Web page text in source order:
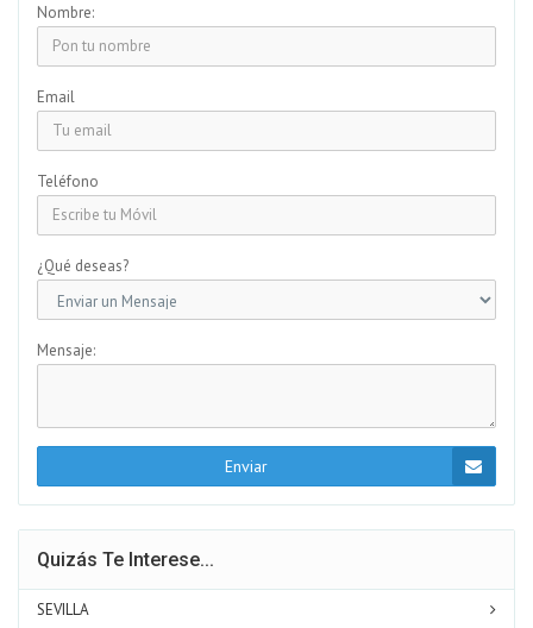
Nombre:
Email
Teléfono
¿Qué deseas?
Mensaje:
Enviar
Quizás Te Interese...
SEVILLA